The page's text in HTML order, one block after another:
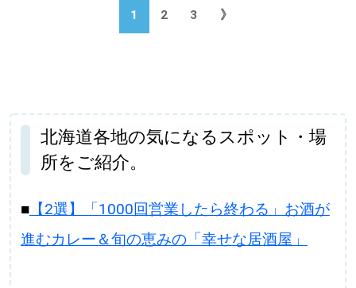
1 2 3 》
北海道各地の気になるスポット・場
所をご紹介。
■【2選】「1000回営業したら終わる」お酒が
進むカレー＆旬の恵みの「幸せな居酒屋」